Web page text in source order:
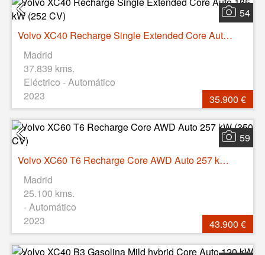
54
Volvo XC40 Recharge Single Extended Core Auto 185 kW (252 CV)
Madrid
37.839 kms.
Eléctrico - Automático
2023
35.900 €
59
Volvo XC60 T6 Recharge Core AWD Auto 257 kW (350 CV)
Madrid
25.100 kms.
- Automático
2023
43.900 €